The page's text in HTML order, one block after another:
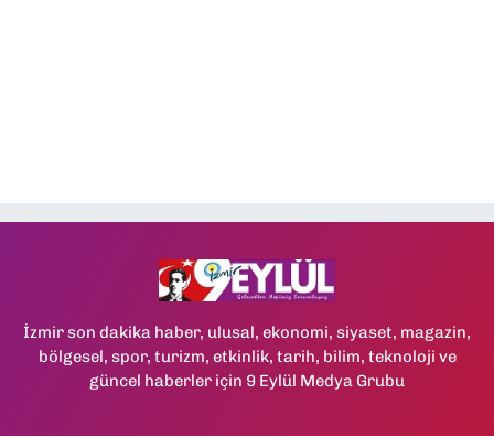
İzmir son dakika haber, ulusal, ekonomi, siyaset, magazin,
bölgesel, spor, turizm, etkinlik, tarih, bilim, teknoloji ve
güncel haberler için 9 Eylül Medya Grubu